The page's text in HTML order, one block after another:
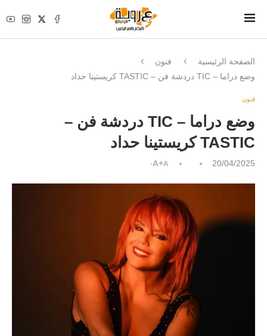
الصفحة الرئيسية
فنون
وضع دراما – TIC دردشة فن – TASTIC كريستينا حداد
فنون
وضع دراما – TIC دردشة فن –
TASTIC كريستينا حداد
20/04/2025
A+A-